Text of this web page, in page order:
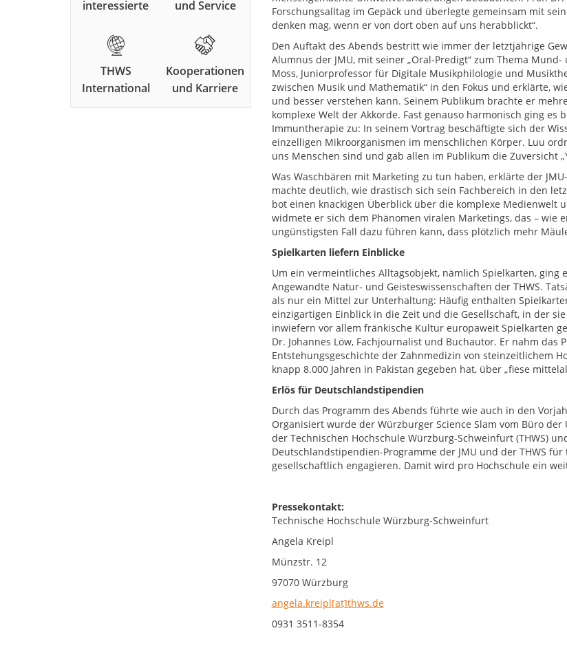
Forschungsalltag im Gepäck und überlegte gemeinsam mit
denken mag, wenn er von dort oben auf uns herabblickt“.
Den Auftakt des Abends bestritt wie immer der letztjährige
Alumnus der JMU, mit seiner „Oral-Predigt“ zum Thema
Moss, Juniorprofessor für Digitale Musikphilologie und
zwischen Musik und Mathematik“ in den Fokus und erklärte,
und besser verstehen kann. Seinem Publikum brachte er
komplexe Welt der Akkorde. Fast genauso harmonisch ging es
Immuntherapie zu: In seinem Vortrag beschäftigte sich der
einzelligen Mikroorganismen im menschlichen Körper. Luu
uns Menschen sind und gab allen im Publikum die Zuversicht
Was Waschbären mit Marketing zu tun haben, erklärte der
machte deutlich, wie drastisch sich sein Fachbereich in den
bot einen knackigen Überblick über die komplexe Medienwelt
widmete er sich dem Phänomen viralen Marketings, das –
ungünstigsten Fall dazu führen kann, dass plötzlich mehr
Spielkarten liefern Einblicke
Um ein vermeintliches Alltagsobjekt, nämlich Spielkarten, ging
Angewandte Natur- und Geisteswissenschaften der THWS.
als nur ein Mittel zur Unterhaltung: Häufig enthalten
einzigartigen Einblick in die Zeit und die Gesellschaft, in der
inwiefern vor allem fränkische Kultur europaweit Spielkarten
Dr. Johannes Löw, Fachjournalist und Buchautor. Er nahm
Entstehungsgeschichte der Zahnmedizin von steinzeitlichem
knapp 8.000 Jahren in Pakistan gegeben hat, über „fiese
Erlös für Deutschlandstipendien
Durch das Programm des Abends führte wie auch in den
Organisiert wurde der Würzburger Science Slam vom Büro
der Technischen Hochschule Würzburg-Schweinfurt (THWS)
Deutschlandstipendien-Programme der JMU und der THWS
gesellschaftlich engagieren. Damit wird pro Hochschule ein
Pressekontakt:
Technische Hochschule Würzburg-Schweinfurt
Angela Kreipl
Münzstr. 12
97070 Würzburg
angela.kreipl[at]thws.de
0931 3511-8354
interessierte
und Service
THWS
International
Kooperationen
und Karriere